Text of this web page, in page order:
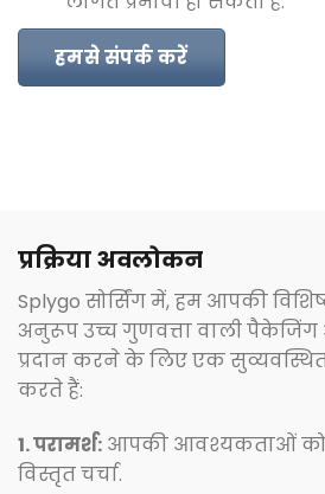
हमसे संपर्क करें
प्रक्रिया अवलोकन
Splygo सोर्सिंग में, हम आपकी
अनुरूप उच्च गुणवत्ता वाली
प्रदान करने के लिए एक सुव्यवस्थित
करते हैं:
1. परामर्श: आपकी आवश्यकताओं
विस्तृत चर्चा.